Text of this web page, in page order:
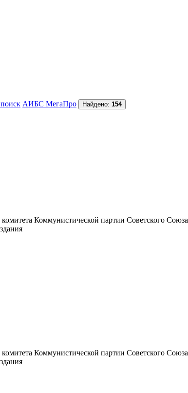
АИБС МегаПро Найдено: 154
Коммунистической партии Советского
Коммунистической партии Советского